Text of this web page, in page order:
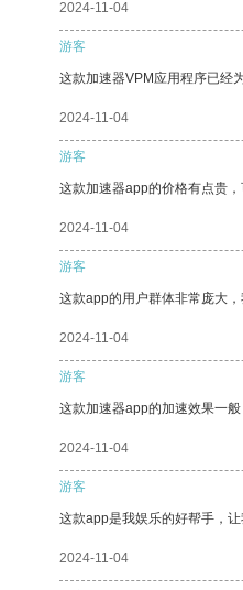
2024-11-04
游客
这款加速器VPM应用程序已经
2024-11-04
游客
这款加速器app的价格有点贵
2024-11-04
游客
这款app的用户群体非常庞大
2024-11-04
游客
这款加速器app的加速效果一
2024-11-04
游客
这款app是我娱乐的好帮手，让
2024-11-04